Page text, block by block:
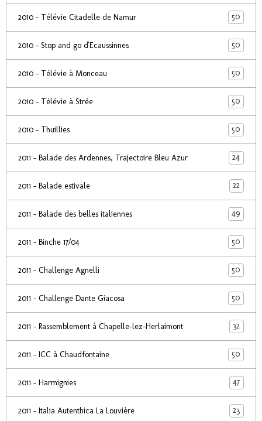
2010 - Télévie Citadelle de Namur 50
2010 - Stop and go d'Ecaussinnes 50
2010 - Télévie à Monceau 50
2010 - Télévie à Strée 50
2010 - Thuillies 50
2011 - Balade des Ardennes, Trajectoire Bleu Azur 24
2011 - Balade estivale 22
2011 - Balade des belles italiennes 49
2011 - Binche 17/04 50
2011 - Challenge Agnelli 50
2011 - Challenge Dante Giacosa 50
2011 - Rassemblement à Chapelle-lez-Herlaimont 32
2011 - ICC à Chaudfontaine 50
2011 - Harmignies 47
2011 - Italia Autenthica La Louvière 23